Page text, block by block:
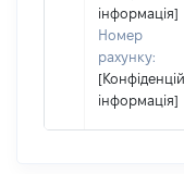
інформація]
Номер
рахунку:
інформація]